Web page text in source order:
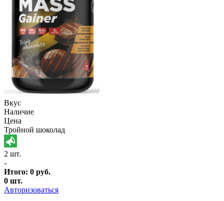
Вкус
Наличие
Цена
Тройной шоколад
2 шт.
-
Итого: 0 руб.
0 шт.
Авторизоваться